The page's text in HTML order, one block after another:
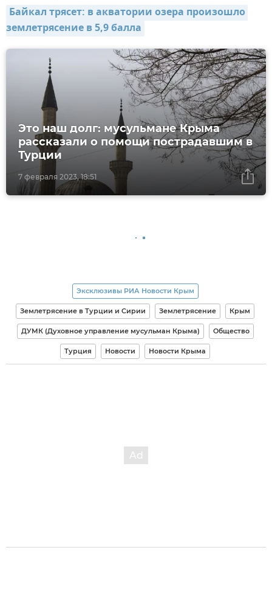
Байкал трясет: в акватории озера произошло
землетрясение в 5,9 балла
7 февраля 2023, 18:51
Это наш долг: мусульмане Крыма
рассказали о помощи пострадавшим в
Турции
Эксклюзивы РИА Новости Крым
Землетрясение в Турции и Сирии Землетрясение Крым
ДУМК (Духовное управление мусульман Крыма) Общество
Турция Новости Новости Крыма